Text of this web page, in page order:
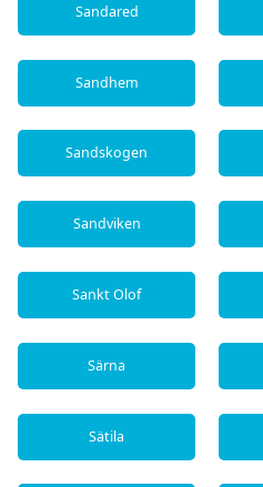
Sandared
Sandhem
Sandskogen
Sandviken
Sankt Olof
Särna
Sätila